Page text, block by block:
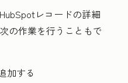
レコードの詳細
の作業を行うこともで
加する